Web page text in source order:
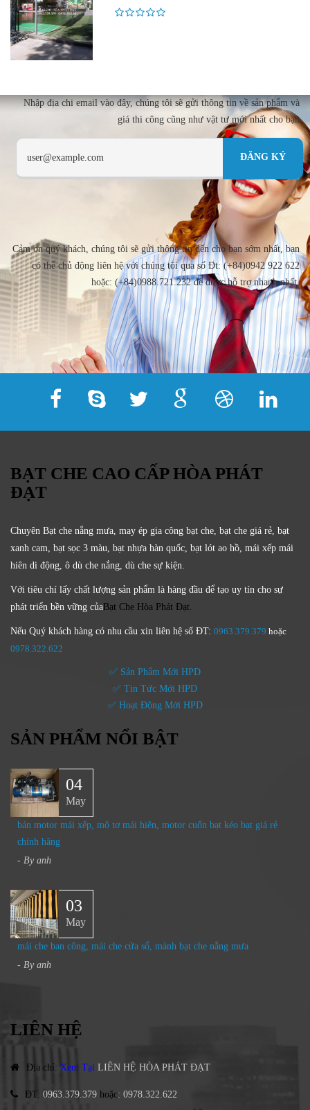
Nhập địa chi email vào đây, chúng tôi sẽ gửi thông tin về sản phẩm và
giá thi công cũng như vật tư mới nhất cho bạn
Cảm ơn quý khách, chúng tôi sẽ gửi thông tin đến cho bạn sớm nhất, bạn
có thể chủ động liên hệ với chúng tôi qua số Đt: (+84)0942 922 622
hoặc: (+84)0988.721.232 để được hỗ trợ nhanh nhất.
BẠT CHE CAO CẤP HÒA PHÁT
ĐẠT
Chuyên Bạt che nắng mưa, may ép gia công bạt che, bạt che giá rẻ, bạt
xanh cam, bạt sọc 3 màu, bạt nhựa hàn quốc, bạt lót ao hồ, mái xếp mái
hiên di động, ô dù che nắng, dù che sự kiện.
Với tiêu chí lấy chất lượng sản phẩm là hàng đầu để tạo uy tín cho sự
phát triển bền vững củaBạt Che Hòa Phát Đạt.
Nếu Quý khách hàng có nhu cầu xin liên hệ số ĐT: 0963.379.379 hoặc
0978.322.622
✅ Sản Phẩm Mới HPD
✅ Tin Tức Mới HPD
✅ Hoạt Động Mới HPD
SẢN PHẨM NỔI BẬT
04
May
bán motor mái xếp, mô tơ mái hiên, motor cuốn bạt kéo bạt giá rẻ
chính hãng
- By anh
03
May
mái che ban công, mái che cửa sổ, mành bạt che nắng mưa
- By anh
LIÊN HỆ
Địa chỉ: Xem Tại LIÊN HỆ HÒA PHÁT ĐẠT
ĐT: 0963.379.379 hoặc: 0978.322.622